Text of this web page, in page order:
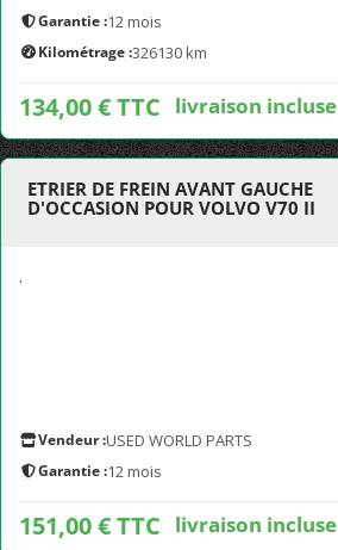
Garantie :12 mois
Kilométrage :326130 km
134,00 € TTC livraison incluse
ETRIER DE FREIN AVANT GAUCHE
D'OCCASION POUR VOLVO V70 II
.
Vendeur :USED WORLD PARTS
Garantie :12 mois
151,00 € TTC livraison incluse